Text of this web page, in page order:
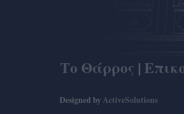
Το Θάρρος |
Designed by ActiveSolutions